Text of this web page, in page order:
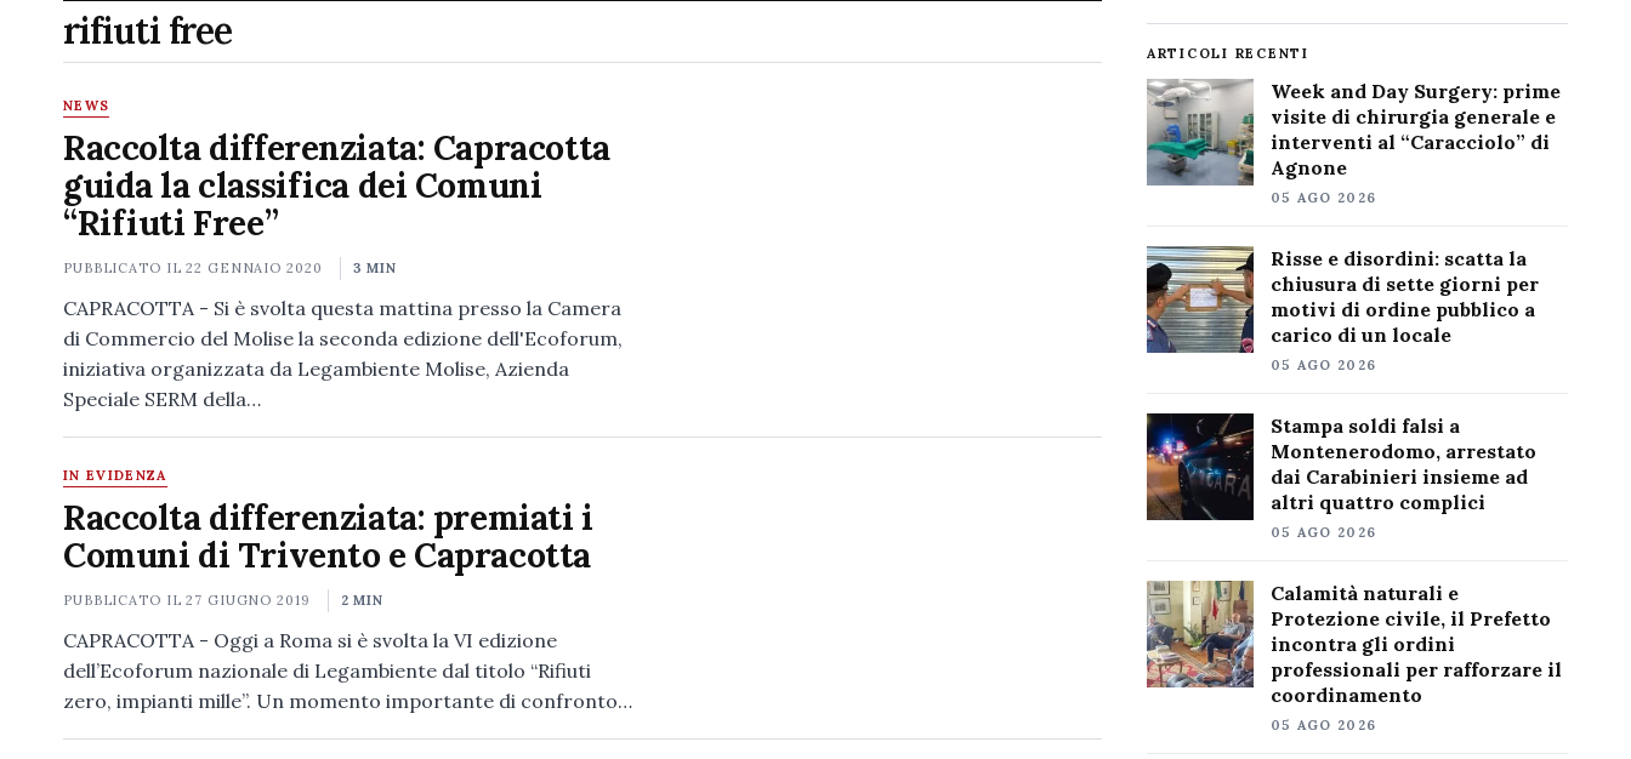
rifiuti free
NEWS
Raccolta differenziata: Capracotta
guida la classifica dei Comuni
“Rifiuti Free”
PUBBLICATO IL22 GENNAIO 2020 3 MIN
CAPRACOTTA - Si è svolta questa mattina presso la Camera
di Commercio del Molise la seconda edizione dell'Ecoforum,
iniziativa organizzata da Legambiente Molise, Azienda
Speciale SERM della…
IN EVIDENZA
Raccolta differenziata: premiati i
Comuni di Trivento e Capracotta
PUBBLICATO IL27 GIUGNO 2019 2 MIN
CAPRACOTTA - Oggi a Roma si è svolta la VI edizione
dell’Ecoforum nazionale di Legambiente dal titolo “Rifiuti
zero, impianti mille”. Un momento importante di confronto…
ARTICOLI RECENTI
Week and Day Surgery: prime
visite di chirurgia generale e
interventi al “Caracciolo” di
Agnone
05 AGO 2026
Risse e disordini: scatta la
chiusura di sette giorni per
motivi di ordine pubblico a
carico di un locale
05 AGO 2026
Stampa soldi falsi a
Montenerodomo, arrestato
dai Carabinieri insieme ad
altri quattro complici
05 AGO 2026
Calamità naturali e
Protezione civile, il Prefetto
incontra gli ordini
professionali per rafforzare il
coordinamento
05 AGO 2026